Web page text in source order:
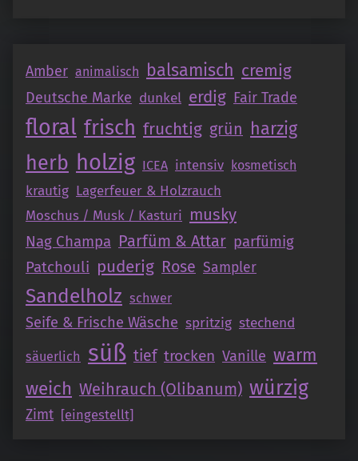
Amber animalisch balsamisch cremig
Deutsche Marke dunkel erdig Fair Trade
floral frisch fruchtig grün harzig
herb holzig ICEA intensiv kosmetisch
krautig Lagerfeuer & Holzrauch
Moschus / Musk / Kasturi musky
Nag Champa Parfüm & Attar parfümig
Patchouli puderig Rose Sampler
Sandelholz schwer
Seife & Frische Wäsche spritzig stechend
säuerlich süß tief trocken Vanille warm
weich Weihrauch (Olibanum) würzig
Zimt [eingestellt]